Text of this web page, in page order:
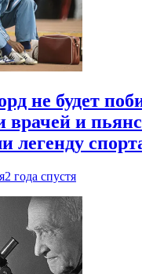
не будет
и
легенду
2 года спустя